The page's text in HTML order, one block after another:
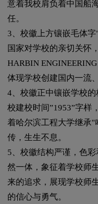
意着我校肩负着中国船
任。
3、校徽上方镶嵌毛体
国家对学校的亲切关怀
HARBIN
体现学校创建国内一流
4、校徽正中镶嵌学校
校建校时间”1953”字样
着哈尔滨工程大学继承"
传，生生不息。
5、校徽结构严谨，色
然一体，象征着学校师
来的追求，展现学校师
的信心与勇气。